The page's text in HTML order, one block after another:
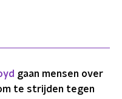
gaan mensen over
te strijden tegen